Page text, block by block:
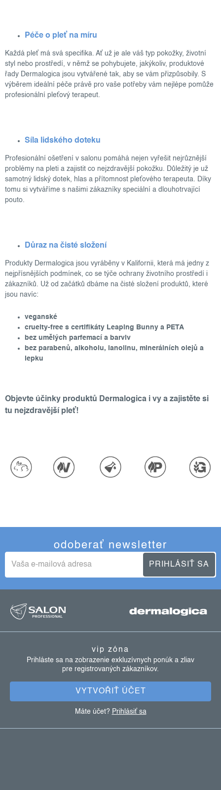
Péče o pleť na míru
Každá pleť má svá specifika. Ať už je ale váš typ pokožky, životní
styl nebo prostředí, v němž se pohybujete, jakýkoliv, produktové
řady Dermalogica jsou vytvářené tak, aby se vám přizpůsobily. S
výběrem ideální péče právě pro vaše potřeby vám nejlépe pomůže
profesionální pleťový terapeut.
Síla lidského doteku
Profesionální ošetření v salonu pomáhá nejen vyřešit nejrůznější
problémy na pleti a zajistit co nejzdravější pokožku. Důležitý je už
samotný lidský dotek, hlas a přítomnost pleťového terapeuta. Díky
tomu si vytváříme s našimi zákazníky speciální a dlouhotrvající
pouto.
Důraz na čisté složení
Produkty Dermalogica jsou vyráběny v Kalifornii, která má jedny z
nejpřísnějších podmínek, co se týče ochrany životního prostředí i
zákazníků. Už od začátků dbáme na čisté složení produktů, které
jsou navíc:
veganské
cruelty-free s certifikáty Leaping Bunny a PETA
bez umělých parfemací a barviv
bez parabenů, alkoholu, lanolinu, minerálních olejů a
lepku
Objevte účinky produktů Dermalogica i vy a zajistěte si
tu nejzdravější pleť!
odoberať newsletter
PRIHLÁSIŤ SA
vip zóna
Prihláste sa na zobrazenie exkluzívnych ponúk a zliav
pre registrovaných zákazníkov.
VYTVOŘIŤ ÚČET
Máte účet? Prihlásiť sa